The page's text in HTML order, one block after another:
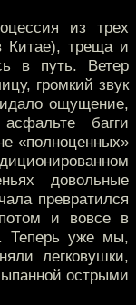
из трех
Китае), треща и
в путь. Ветер
громкий звук
ощущение,
багги
«полноценных»
довольные
превратился
и вовсе в
Теперь уже мы,
легковушки,
острыми